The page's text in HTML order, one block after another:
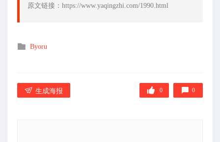
原文链接：https://www.yaqingzhi.com/1990.html
发
Byoru
生成海报 0 0